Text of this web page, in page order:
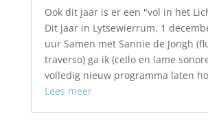
Ook dit jaar is er een "vol in het
Dit jaar in Lytsewierrum. 1
uur Samen met Sannie de Jongh
traverso) ga ik (cello en lame
volledig nieuw programma laten
Lees meer